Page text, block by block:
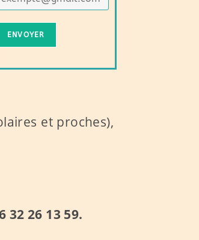
ENVOYER
et proches),
32 26 13 59.